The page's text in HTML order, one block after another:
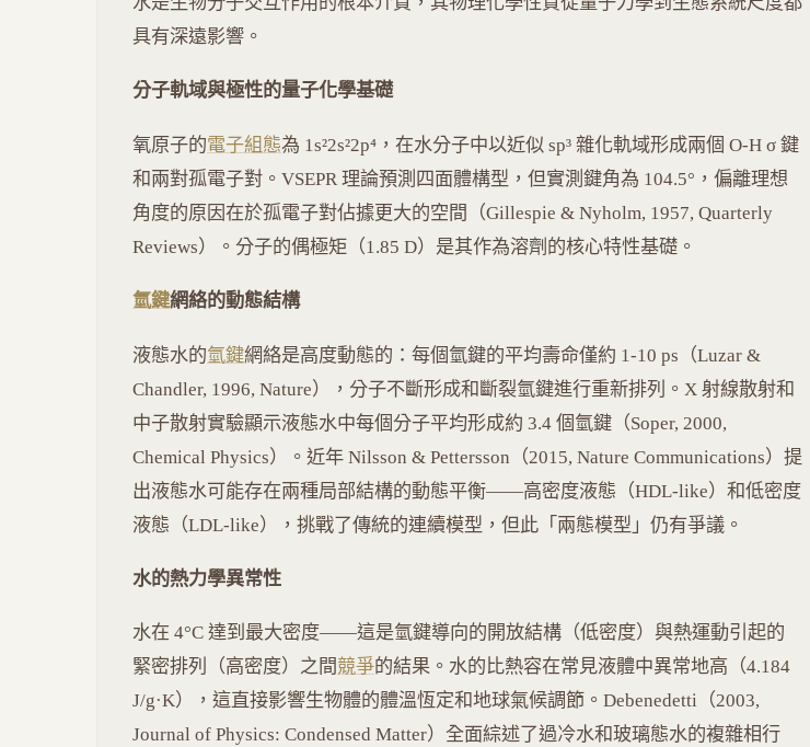
具有深遠影響。
分子軌域與極性的量子化學基礎
氧原子的電子組態為 1s²2s²2p⁴，在水分子中以近似 sp³ 雜化軌域形成兩個 O-H σ 鍵
和兩對孤電子對。VSEPR 理論預測四面體構型，但實測鍵角為 104.5°，偏離理想
角度的原因在於孤電子對佔據更大的空間（Gillespie & Nyholm, 1957, Quarterly
Reviews）。分子的偶極矩（1.85 D）是其作為溶劑的核心特性基礎。
氫鍵網絡的動態結構
液態水的氫鍵網絡是高度動態的：每個氫鍵的平均壽命僅約 1-10 ps（Luzar &
Chandler, 1996, Nature），分子不斷形成和斷裂氫鍵進行重新排列。X 射線散射和
中子散射實驗顯示液態水中每個分子平均形成約 3.4 個氫鍵（Soper, 2000,
Chemical Physics）。近年 Nilsson & Pettersson（2015, Nature Communications）提
出液態水可能存在兩種局部結構的動態平衡——高密度液態（HDL-like）和低密度
液態（LDL-like），挑戰了傳統的連續模型，但此「兩態模型」仍有爭議。
水的熱力學異常性
水在 4°C 達到最大密度——這是氫鍵導向的開放結構（低密度）與熱運動引起的
緊密排列（高密度）之間競爭的結果。水的比熱容在常見液體中異常地高（4.184
J/g·K），這直接影響生物體的體溫恆定和地球氣候調節。Debenedetti（2003,
Journal of Physics: Condensed Matter）全面綜述了過冷水和玻璃態水的複雜相行